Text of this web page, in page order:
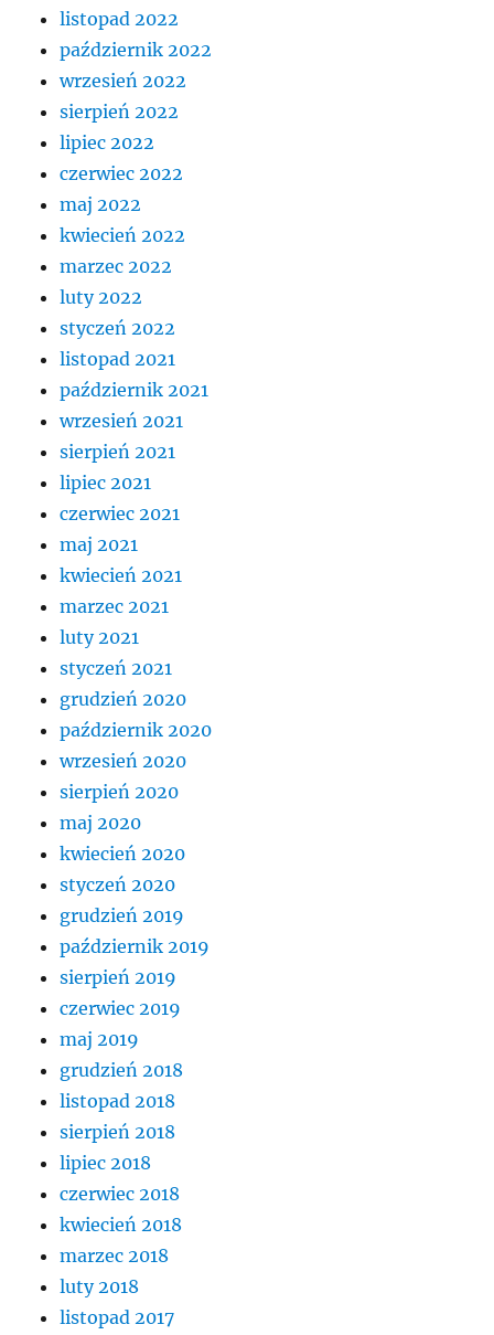
listopad 2022
październik 2022
wrzesień 2022
sierpień 2022
lipiec 2022
czerwiec 2022
maj 2022
kwiecień 2022
marzec 2022
luty 2022
styczeń 2022
listopad 2021
październik 2021
wrzesień 2021
sierpień 2021
lipiec 2021
czerwiec 2021
maj 2021
kwiecień 2021
marzec 2021
luty 2021
styczeń 2021
grudzień 2020
październik 2020
wrzesień 2020
sierpień 2020
maj 2020
kwiecień 2020
styczeń 2020
grudzień 2019
październik 2019
sierpień 2019
czerwiec 2019
maj 2019
grudzień 2018
listopad 2018
sierpień 2018
lipiec 2018
czerwiec 2018
kwiecień 2018
marzec 2018
luty 2018
listopad 2017